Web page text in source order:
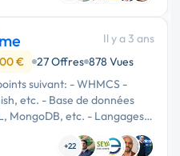
Il y a 3 ans
€ 27 Offres 878 Vues
suivant: - WHMCS -
etc. - Base de données
MongoDB, etc. - Langages
NodeJS, Yarn, npm, Python,
+22